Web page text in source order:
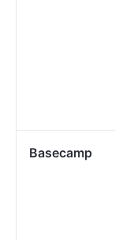
Basecamp